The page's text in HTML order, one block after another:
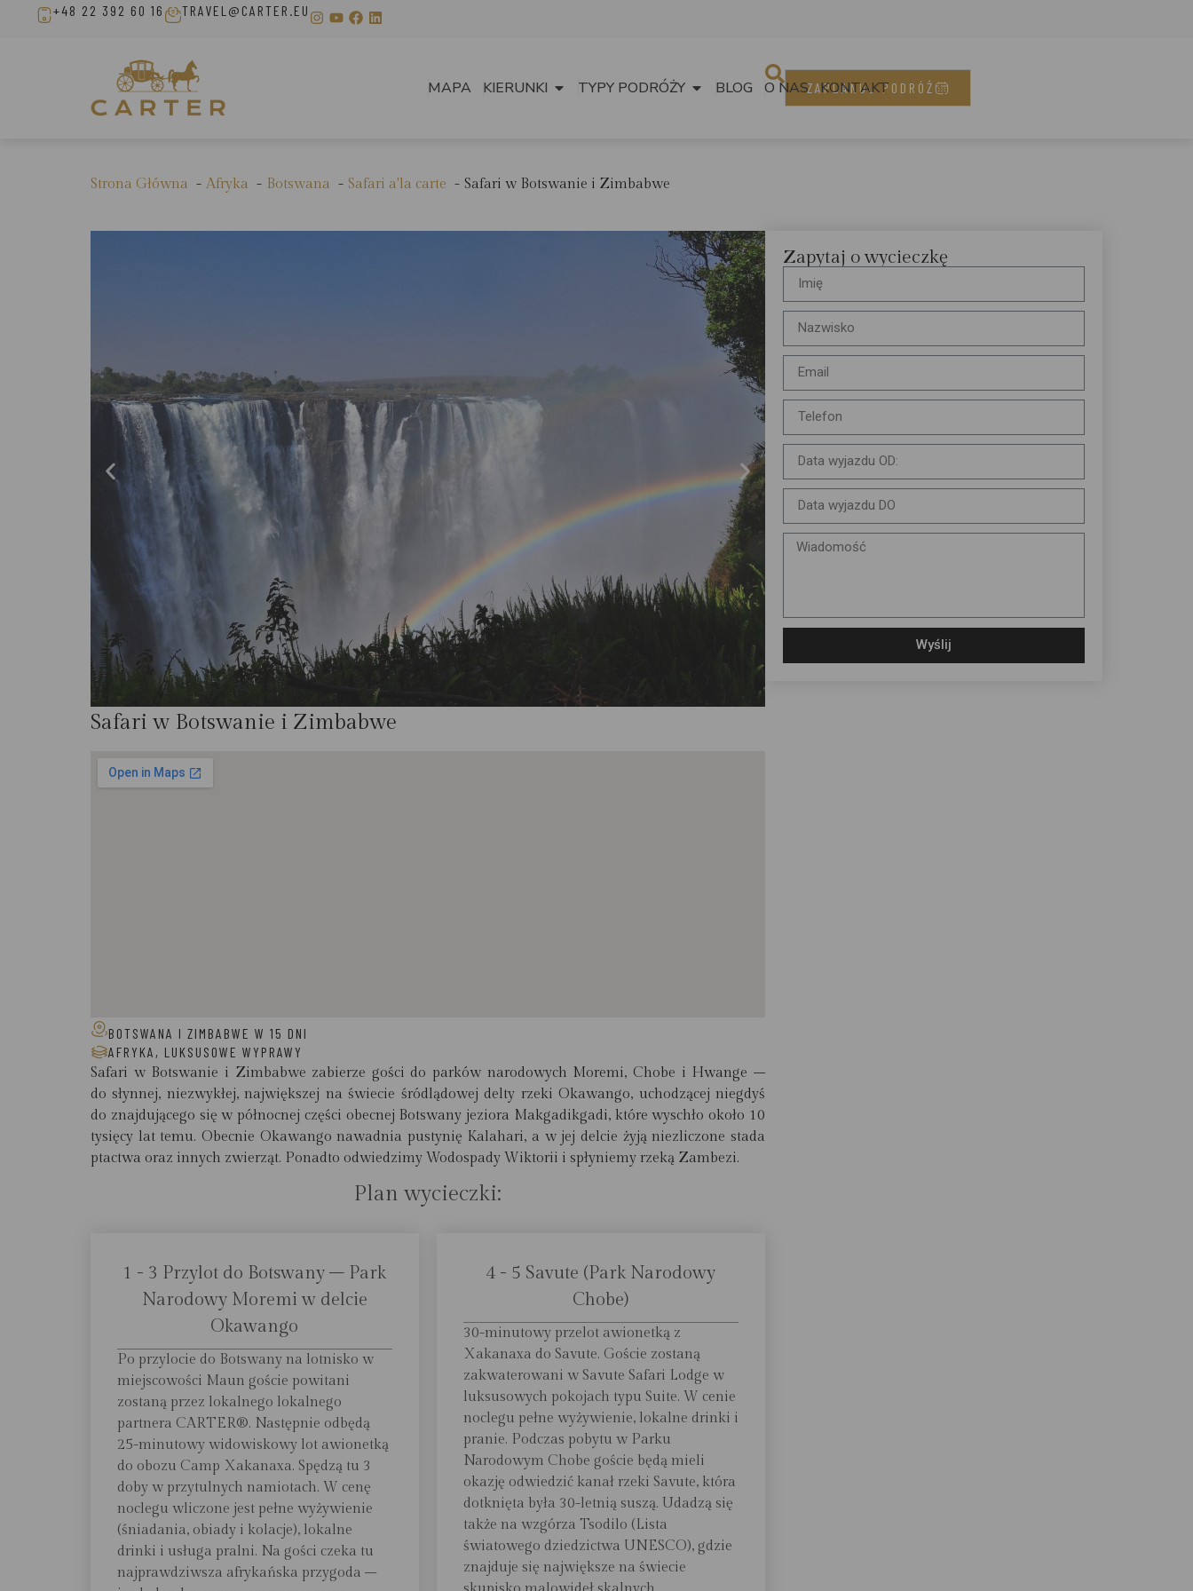
+48 22 392 60 16 TRAVEL@CARTER.EU
MAPA KIERUNKI TYPY PODRÓŻY BLOG O NAS KONTAKT
ZAPLANUJ PODRÓŻ
Strona Główna Afryka Botswana Safari a'la carte Safari w Botswanie i Zimbabwe
Safari w Botswanie i Zimbabwe
BOTSWANA I ZIMBABWE W 15 DNI
AFRYKA , LUKSUSOWE WYPRAWY
Safari w Botswanie i Zimbabwe zabierze gości do parków narodowych Moremi, Chobe i Hwange –
do słynnej, niezwykłej, największej na świecie śródlądowej delty rzeki Okawango, uchodzącej niegdyś
do znajdującego się w północnej części obecnej Botswany jeziora Makgadikgadi, które wyschło około 10
tysięcy lat temu. Obecnie Okawango nawadnia pustynię Kalahari, a w jej delcie żyją niezliczone stada
ptactwa oraz innych zwierząt. Ponadto odwiedzimy Wodospady Wiktorii i spłyniemy rzeką Zambezi.
Plan wycieczki:
1 - 3 Przylot do Botswany – Park
Narodowy Moremi w delcie
Okawango
Po przylocie do Botswany na lotnisko w
miejscowości Maun goście powitani
zostaną przez lokalnego lokalnego
partnera CARTER®. Następnie odbędą
25-minutowy widowiskowy lot awionetką
do obozu Camp Xakanaxa. Spędzą tu 3
doby w przytulnych namiotach. W cenę
noclegu wliczone jest pełne wyżywienie
(śniadania, obiady i kolacje), lokalne
drinki i usługa pralni. Na gości czeka tu
najprawdziwsza afrykańska przygoda –
4 - 5 Savute (Park Narodowy
Chobe)
30-minutowy przelot awionetką z
Xakanaxa do Savute. Goście zostaną
zakwaterowani w Savute Safari Lodge w
luksusowych pokojach typu Suite. W cenie
noclegu pełne wyżywienie, lokalne drinki i
pranie. Podczas pobytu w Parku
Narodowym Chobe goście będą mieli
okazję odwiedzić kanał rzeki Savute, która
dotknięta była 30-letnią suszą. Udadzą się
także na wzgórza Tsodilo (Lista
światowego dziedzictwa UNESCO), gdzie
znajduje się największe na świecie
Zapytaj o wycieczkę
Wyślij